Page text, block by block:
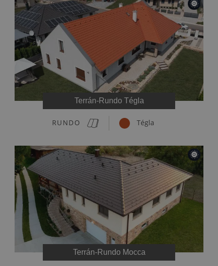
Terrán-Rundo Tégla
RUNDO Tégla
Terrán-Rundo Mocca